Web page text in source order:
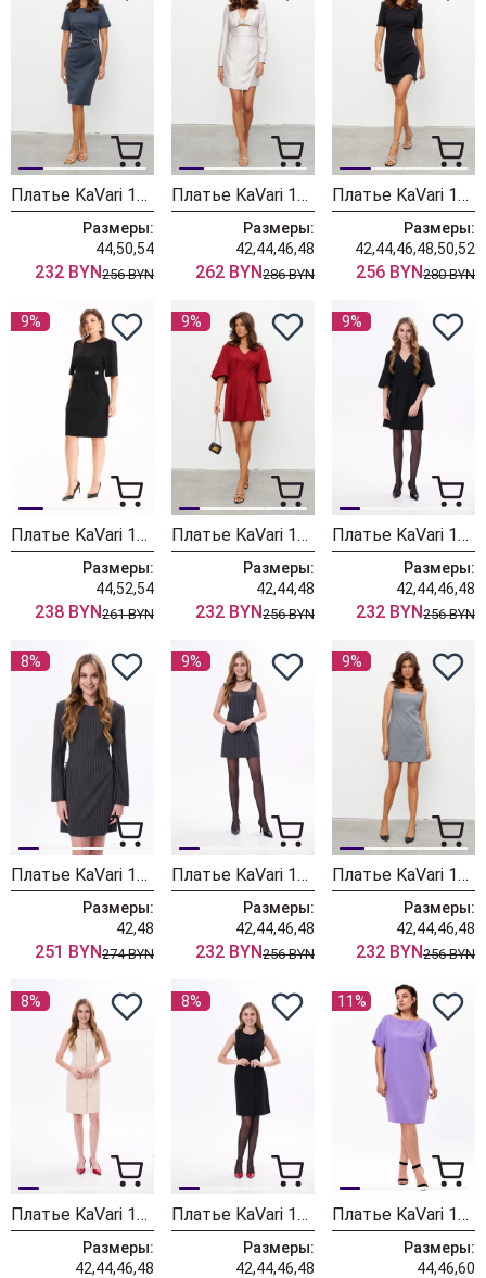
Платье KaVari 1133
Размеры:
44,50,54
232 BYN256 BYN
Платье KaVari 1128
Размеры:
42,44,46,48
262 BYN286 BYN
Платье KaVari 1129
Размеры:
42,44,46,48,50,52
256 BYN280 BYN
9%
Платье KaVari 1122
Размеры:
44,52,54
238 BYN261 BYN
9%
Платье KaVari 1107.1 бургунди
Размеры:
42,44,48
232 BYN256 BYN
9%
Платье KaVari 1107 черный
Размеры:
42,44,46,48
232 BYN256 BYN
8%
Платье KaVari 1106.3 серый в полоску
Размеры:
42,48
251 BYN274 BYN
9%
Платье KaVari 1104.1 серый в полоску
Размеры:
42,44,46,48
232 BYN256 BYN
9%
Платье KaVari 1104 серый
Размеры:
42,44,46,48
232 BYN256 BYN
8%
Платье KaVari 1103.1 кремовый
Размеры:
42,44,46,48
8%
Платье KaVari 1103 черный
Размеры:
42,44,46,48
11%
Платье KaVari 1010.10 лаванда
Размеры:
44,46,60